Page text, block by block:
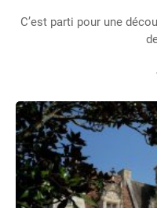
C’est parti pour une